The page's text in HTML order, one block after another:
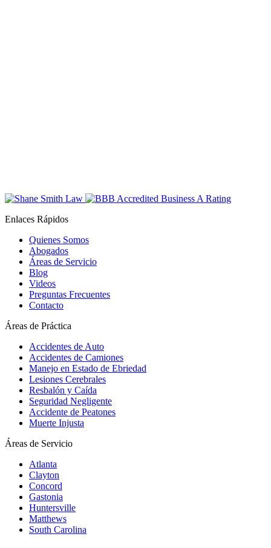
Enlaces Rápidos
Quienes Somos
Abogados
Áreas de Servicio
Blog
Videos
Preguntas Frecuentes
Contacto
Áreas de Práctica
Accidentes de Auto
Accidentes de Camiones
Manejo en Estado de Ebriedad
Lesiones Cerebrales
Resbalón y Caída
Seguridad Negligente
Accidente de Peatones
Muerte Injusta
Áreas de Servicio
Atlanta
Clayton
Concord
Gastonia
Huntersville
Matthews
South Carolina